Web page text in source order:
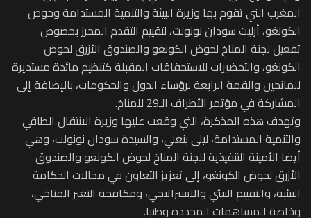
المغرب التي تقوم بها وزيرة البيئة والتنمية المستدامة وحوض
الكونغو، أرليت سودان نونولت، لتقييم التقدم المحرز بخصوص
تفعيل لجنة المناخ لحوض الكونغو والصندوق الأزرق لحوض
الكونغو، والتحضيرات للاستحقاقات المقبلة كتنظيم مائدة مستديرة
للمانحين والقمة الرابعة لرؤساء الدول والحكومات، بالإضافة إلى
المشاركة في مؤتمر الأطراف الـ29 للمناخ.
وتهدف هذه المذكرة، التي وقعت عليها وزيرة الانتقال الطاقي
والتنمية المستدامة، ليلى بنعلي، والسيدة سودان نونولت، وهي
أيضا الأمينة التنفيذية للجنة المناخ لحوض الكونغو والصندوق
الأزرق لحوض الكونغو، إلى تعزيز التعاون في مجالات الحكامة
البيئية، والتقييم البيئي والاستراتيجي، ومكافحة التغير المناخي،
وخاصة المساهمات المحددة وطنيا.